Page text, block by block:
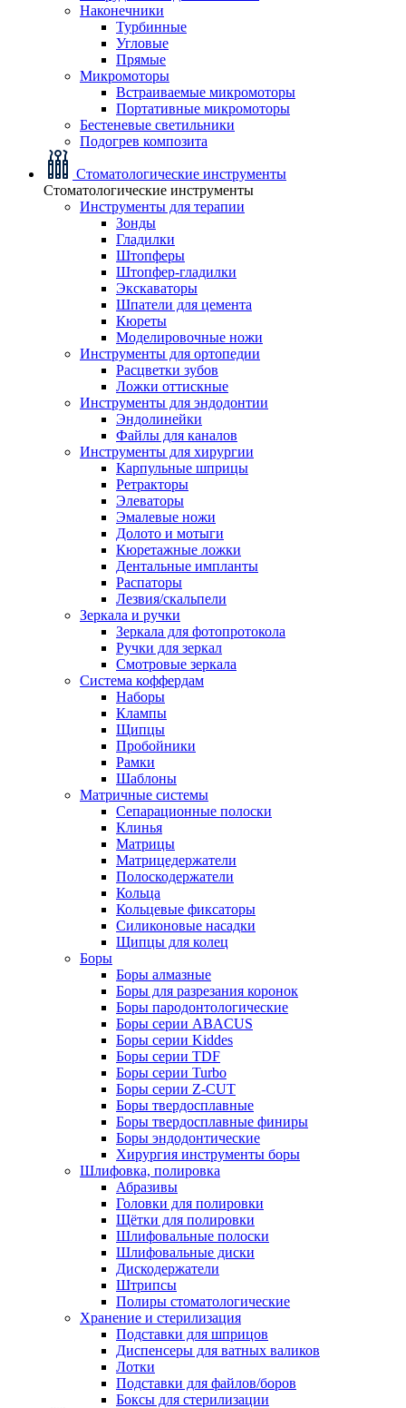
Наконечники
Турбинные
Угловые
Прямые
Микромоторы
Встраиваемые микромоторы
Портативные микромоторы
Бестеневые светильники
Подогрев композита
Стоматологические инструменты
Стоматологические инструменты
Инструменты для терапии
Зонды
Гладилки
Штопферы
Штопфер-гладилки
Экскаваторы
Шпатели для цемента
Кюреты
Моделировочные ножи
Инструменты для ортопедии
Расцветки зубов
Ложки оттискные
Инструменты для эндодонтии
Эндолинейки
Файлы для каналов
Инструменты для хирургии
Карпульные шприцы
Ретракторы
Элеваторы
Эмалевые ножи
Долото и мотыги
Кюретажные ложки
Дентальные импланты
Распаторы
Лезвия/скальпели
Зеркала и ручки
Зеркала для фотопротокола
Ручки для зеркал
Смотровые зеркала
Система коффердам
Наборы
Клампы
Щипцы
Пробойники
Рамки
Шаблоны
Матричные системы
Сепарационные полоски
Клинья
Матрицы
Матрицедержатели
Полоскодержатели
Кольца
Кольцевые фиксаторы
Силиконовые насадки
Щипцы для колец
Боры
Боры алмазные
Боры для разрезания коронок
Боры пародонтологические
Боры серии ABACUS
Боры серии Kiddes
Боры серии TDF
Боры серии Turbo
Боры серии Z-CUT
Боры твердосплавные
Боры твердосплавные финиры
Боры эндодонтические
Хирургия инструменты боры
Шлифовка, полировка
Абразивы
Головки для полировки
Щётки для полировки
Шлифовальные полоски
Шлифовальные диски
Дискодержатели
Штрипсы
Полиры стоматологические
Хранение и стерилизация
Подставки для шприцов
Диспенсеры для ватных валиков
Лотки
Подставки для файлов/боров
Боксы для стерилизации